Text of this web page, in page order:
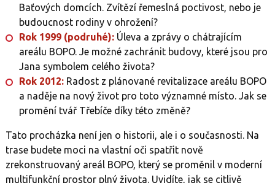
Baťových domcích. Zvítězí řemeslná poctivost, nebo je
budoucnost rodiny v ohrožení?
Rok 1999 (podruhé):Úleva a zprávy o chátrajícím
areálu BOPO. Je možné zachránit budovy, které jsou pro
Jana symbolem celého života?
Rok 2012:Radost z plánované revitalizace areálu BOPO
a naděje na nový život pro toto významné místo. Jak se
promění tvář Třebíče díky této změně?
Tato procházka není jen o historii, ale i o současnosti. Na
trase budete moci na vlastní oči spatřit nově
zrekonstruovaný areál BOPO, který se proměnil v moderní
multifunkční prostor plný života. Uvidíte, jak se citlivě